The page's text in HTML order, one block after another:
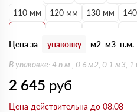
110 мм
120 мм 130 мм
Цена за
упаковку м2 м3 п.м.
В упаковке: 4 п.м., 0.6 м2, 0.1 м3,
2 645 руб
Цена действительна до 08.08